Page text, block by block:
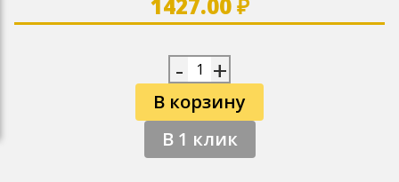
- +
В корзину
В 1 клик